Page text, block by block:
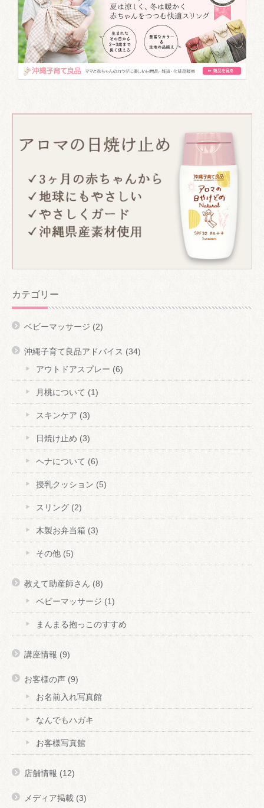
カテゴリー
ベビーマッサージ (2)
沖縄子育て良品アドバイス (34)
アウトドアスプレー (6)
月桃について (1)
スキンケア (3)
日焼け止め (3)
ヘナについて (6)
授乳クッション (5)
スリング (2)
木製お弁当箱 (3)
その他 (5)
教えて助産師さん (8)
ベビーマッサージ (1)
まんまる抱っこのすすめ
講座情報 (9)
お客様の声 (9)
お名前入れ写真館
なんでもハガキ
お客様写真館
店舗情報 (12)
メディア掲載 (3)